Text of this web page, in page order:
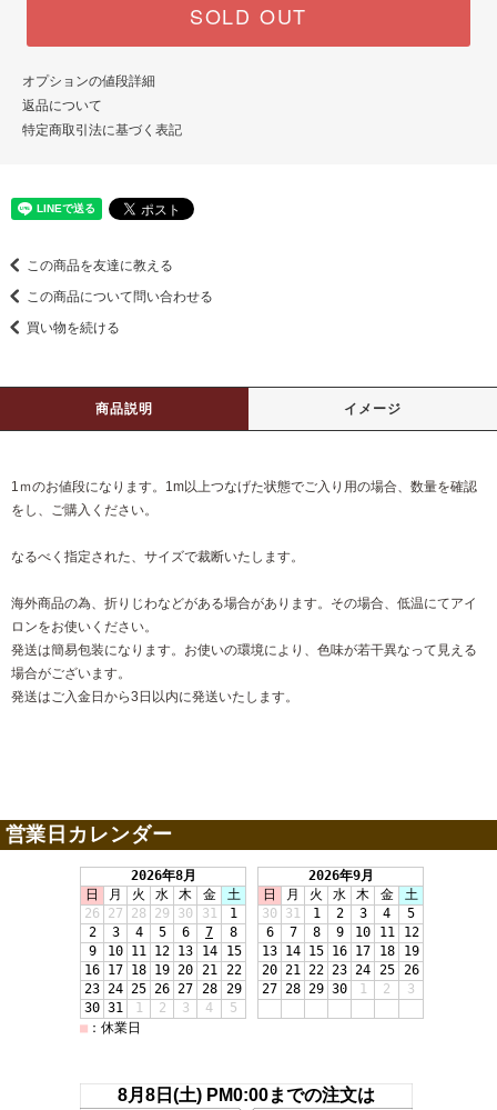
SOLD OUT
オプションの値段詳細
返品について
特定商取引法に基づく表記
この商品を友達に教える
この商品について問い合わせる
買い物を続ける
商品説明 イメージ
1ｍのお値段になります。1m以上つなげた状態でご入り用の場合、数量を確認
をし、ご購入ください。
なるべく指定された、サイズで裁断いたします。
海外商品の為、折りじわなどがある場合があります。その場合、低温にてアイ
ロンをお使いください。
発送は簡易包装になります。お使いの環境により、色味が若干異なって見える
場合がございます。
発送はご入金日から3日以内に発送いたします。
営業日カレンダー